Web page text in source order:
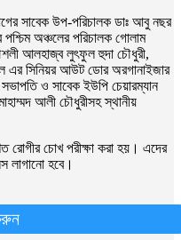
সাবেক উপ-পরিচালক ডাঃ আবু নছর
অঞ্চলের পরিচালক গোলাম
আলহাজ্ব লুৎফুল হুদা চৌধুরী,
এর সিনিয়র আউট ডোর অরগানাইজার
ও সাবেক ইউপি চেয়ারম্যান
আলী চৌধুরীসহ স্থানীয়
রোগীর চোখ পরীক্ষা করা হয়। এদের
লাগানো হবে।